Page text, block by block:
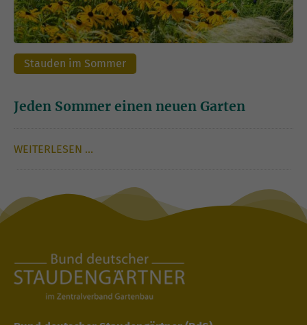
Stauden im Sommer
Jeden Sommer einen neuen Garten
WEITERLESEN …